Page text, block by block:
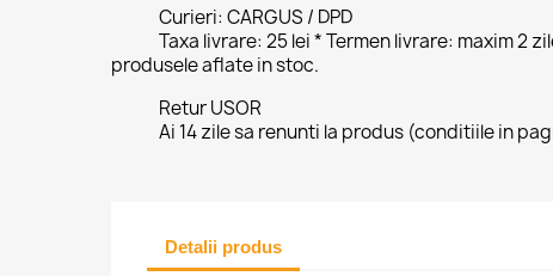
Curieri: CARGUS / DPD
Taxa livrare: 25 lei * Termen livrare: maxim 2
produsele aflate in stoc.
Retur USOR
Ai 14 zile sa renunti la produs (conditiile in
Detalii produs